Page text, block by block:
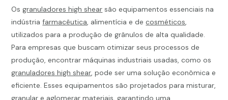
Osgranuladores high shear são equipamentos essenciais na
indústriafarmacêutica, alimentícia e decosméticos,
utilizados para a produção de grânulos de alta qualidade.
Para empresas que buscam otimizar seus processos de
produção, encontrar máquinas industriais usadas, como os
granuladores high shear, pode ser uma solução econômica e
eficiente. Esses equipamentos são projetados para misturar,
granular e aglomerar materiais, garantindo uma